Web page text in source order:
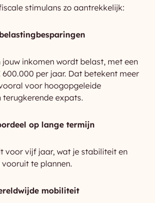
stimulans zo aantrekkelijk:
jouw inkomen wordt belast, met een
per jaar. Dat betekent meer
voor hoogopgeleide
terugkerende expats.
op lange termijn
voor vijf jaar, wat je stabiliteit en
te plannen.
mobiliteit